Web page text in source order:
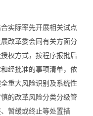
实际率先开展相关试点
改革委会同有关方面分
权方式，按程序报批后
经批准的事项清单，依
重大风险识别及系统性
的改革风险分类分级管
暂缓或终止等处置措